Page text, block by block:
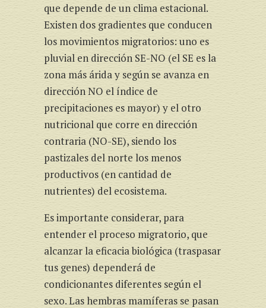
que depende de un clima estacional.
Existen dos gradientes que conducen
los movimientos migratorios: uno es
pluvial en dirección SE-NO (el SE es la
zona más árida y según se avanza en
dirección NO el índice de
precipitaciones es mayor) y el otro
nutricional que corre en dirección
contraria (NO-SE), siendo los
pastizales del norte los menos
productivos (en cantidad de
nutrientes) del ecosistema.
Es importante considerar, para
entender el proceso migratorio, que
alcanzar la eficacia biológica (traspasar
tus genes) dependerá de
condicionantes diferentes según el
sexo. Las hembras mamíferas se pasan